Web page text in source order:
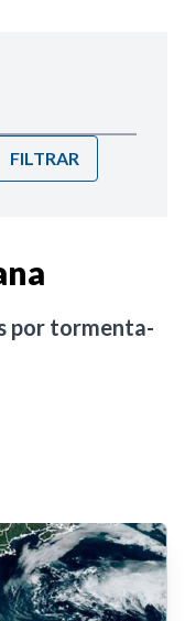
FILTRAR
por tormenta-